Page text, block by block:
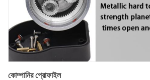
কোম্পানির প্রোফাইল